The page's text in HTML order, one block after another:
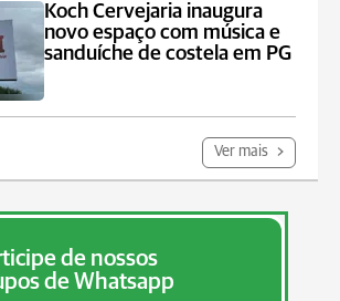
Koch Cervejaria inaugura
novo espaço com música e
sanduíche de costela em PG
Ver mais
de nossos
de Whatsapp